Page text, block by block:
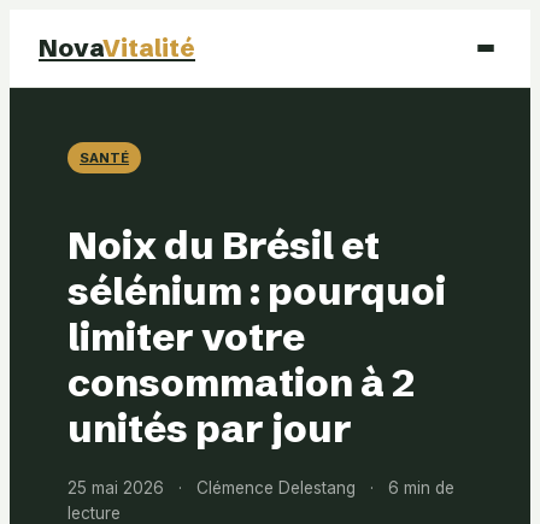
NovaVitalité
Santé
Bien-être
SANTÉ
Noix du Brésil et
sélénium : pourquoi
limiter votre
consommation à 2
unités par jour
25 mai 2026 · Clémence Delestang ·
6 min de
lecture